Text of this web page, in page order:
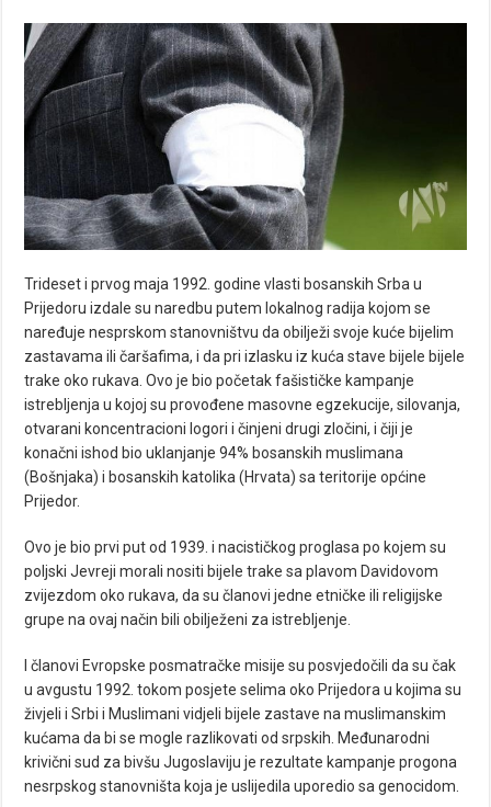
Trideset i prvog maja 1992. godine vlasti bosanskih Srba u
Prijedoru izdale su naredbu putem lokalnog radija kojom se
naređuje nesprskom stanovništvu da obilježi svoje kuće bijelim
zastavama ili čaršafima, i da pri izlasku iz kuća stave bijele bijele
trake oko rukava. Ovo je bio početak fašističke kampanje
istrebljenja u kojoj su provođene masovne egzekucije, silovanja,
otvarani koncentracioni logori i činjeni drugi zločini, i čiji je
konačni ishod bio uklanjanje 94% bosanskih muslimana
(Bošnjaka) i bosanskih katolika (Hrvata) sa teritorije općine
Prijedor.
Ovo je bio prvi put od 1939. i nacističkog proglasa po kojem su
poljski Jevreji morali nositi bijele trake sa plavom Davidovom
zvijezdom oko rukava, da su članovi jedne etničke ili religijske
grupe na ovaj način bili obilježeni za istrebljenje.
I članovi Evropske posmatračke misije su posvjedočili da su čak
u avgustu 1992. tokom posjete selima oko Prijedora u kojima su
živjeli i Srbi i Muslimani vidjeli bijele zastave na muslimanskim
kućama da bi se mogle razlikovati od srpskih. Međunarodni
krivični sud za bivšu Jugoslaviju je rezultate kampanje progona
nesrpskog stanovništa koja je uslijedila uporedio sa genocidom.